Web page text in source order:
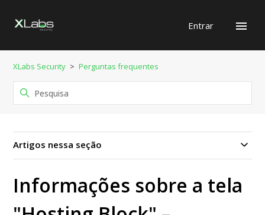
Entrar
XLabs Security Perguntas frequentes
Artigos nessa seção
Informações sobre a tela